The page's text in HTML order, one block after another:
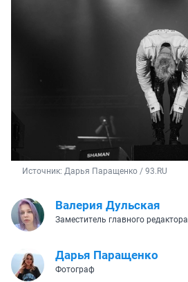
Источник: Дарья Паращенко / 93.RU
Валерия Дульская
Заместитель главного редактора
Дарья Паращенко
Фотограф